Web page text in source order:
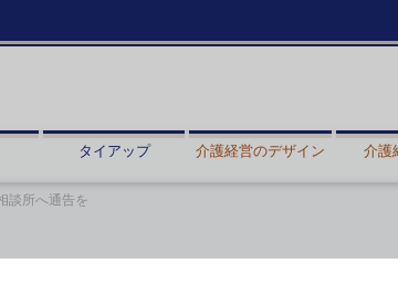
タイアップ 介護経営のデザイン 介護
談所へ通告を